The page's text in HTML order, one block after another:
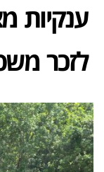
ענקיות
לזכר